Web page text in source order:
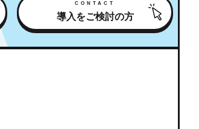
CONTACT
導入をご検討の方